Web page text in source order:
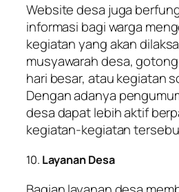
Website desa juga
informasi bagi warga
kegiatan yang akan
musyawarah desa,
hari besar, atau kegiatan
Dengan adanya
desa dapat lebih aktif
kegiatan-kegiatan
10. Layanan Desa